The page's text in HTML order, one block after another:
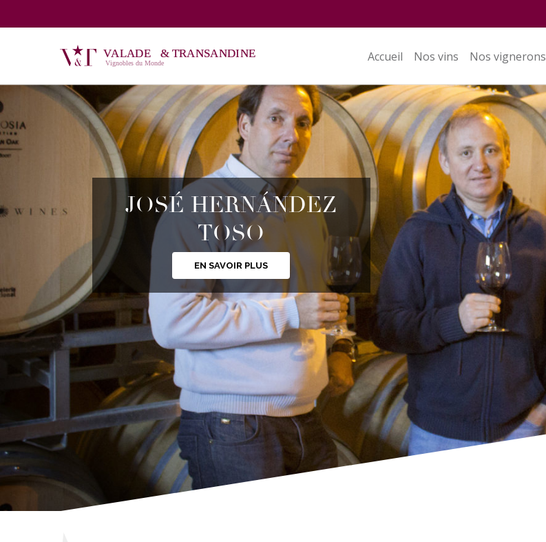
to
Accueil Nos vins Nos vignerons
JOSÉ HERNÁNDEZ
TOSO
EN SAVOIR PLUS